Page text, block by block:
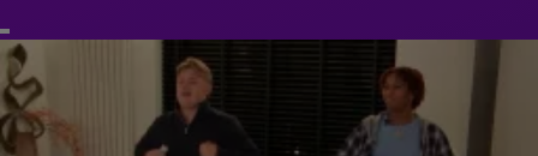
21:50